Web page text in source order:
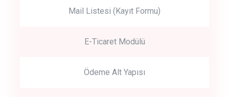
Mail Listesi (Kayıt Formu)
E-Ticaret Modülü
Ödeme Alt Yapısı